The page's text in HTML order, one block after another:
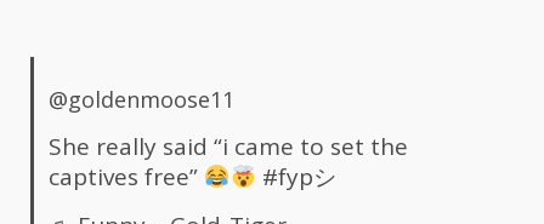
@goldenmoose11
She really said “i came to set the
captives free”
#fypシ